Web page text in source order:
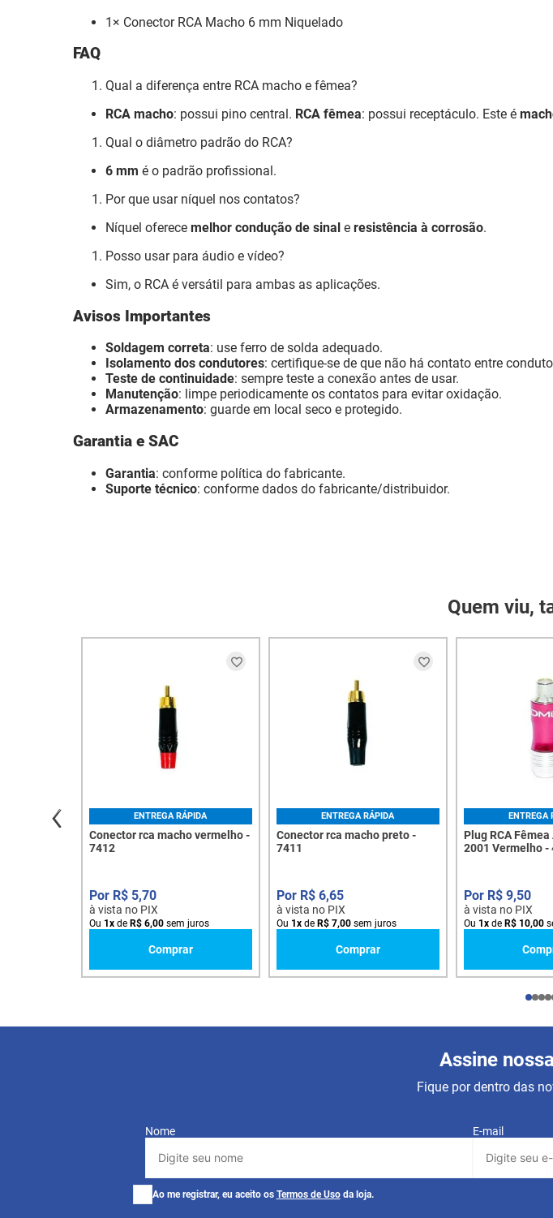
1× Conector RCA Macho 6 mm Niquelado
FAQ
Qual a diferença entre RCA macho e fêmea?
RCA macho: possui pino central. RCA fêmea: possui receptáculo. Este é
Qual o diâmetro padrão do RCA?
6 mm é o padrão profissional.
Por que usar níquel nos contatos?
Níquel oferece melhor condução de sinal e resistência à corrosão.
Posso usar para áudio e vídeo?
Sim, o RCA é versátil para ambas as aplicações.
Avisos Importantes
Soldagem correta: use ferro de solda adequado.
Isolamento dos condutores: certifique-se de que não há contato entre
Teste de continuidade: sempre teste a conexão antes de usar.
Manutenção: limpe periodicamente os contatos para evitar oxidação.
Armazenamento: guarde em local seco e protegido.
Garantia e SAC
Garantia: conforme política do fabricante.
Suporte técnico: conforme dados do fabricante/distribuidor.
Quem viu,
ENTREGA RÁPIDA
Conector rca macho vermelho -
7412
R$ 5,70
à vista no PIX
Ou 1x de R$ 6,00 sem juros
Comprar
ENTREGA RÁPIDA
Conector rca macho preto -
7411
R$ 6,65
à vista no PIX
Ou 1xde R$ 7,00sem juros
Comprar
ENTREGA
Plug RCA
2001 Vermelho -
R$ 9,50
à vista no PIX
Ou 1xde R$ 10,00
Assine
Fique por dentro das
Nome E-mail
Ao me registrar, eu aceito os Termos de Uso da loja.